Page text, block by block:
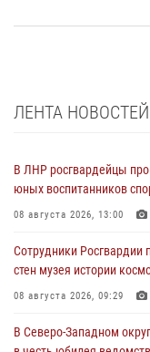
ЛЕНТА НОВОСТЕЙ
В ЛНР росгвардейцы
юных воспитанников
08 августа 2026, 13:00
Сотрудники Росгвардии
стен музея истории
08 августа 2026, 09:29
В Северо-Западном